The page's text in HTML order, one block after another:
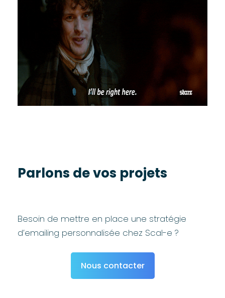
Parlons de vos projets
Besoin de mettre en place une stratégie
d’emailing personnalisée chez Scal-e ?
Nous contacter